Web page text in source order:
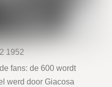
1952
fans: de 600 wordt
werd door Giacosa